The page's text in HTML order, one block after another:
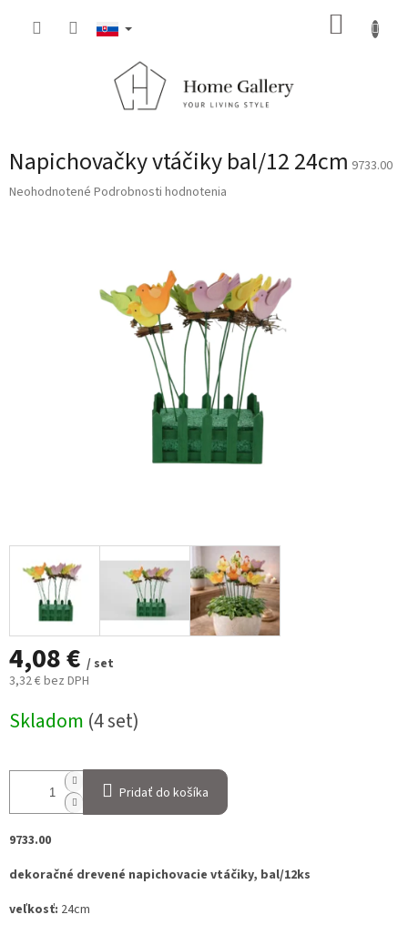
Napichovačky vtáčiky bal/12 24cm 9733.00
Priemerné
Neohodnotené Podrobnosti hodnotenia
4,08 € / set
3,32 € bez DPH
cena:
Skladom (4 set)
Pridať do košíka
9733.00
dekoračné drevené napichovacie vtáčiky, bal/12ks
veľkosť: 24cm